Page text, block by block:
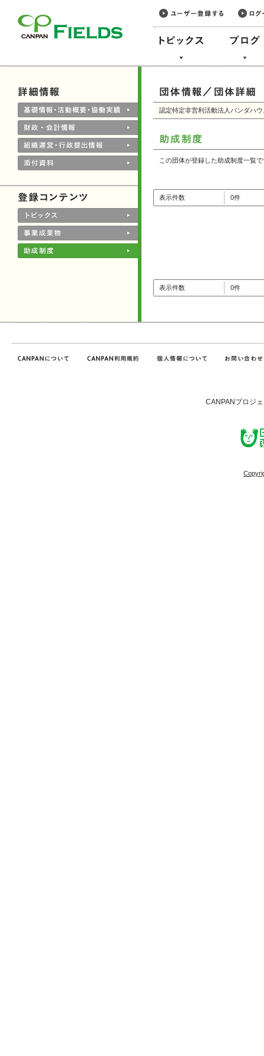
認定特定非営利活動法人パンダハ
この団体が登録した助成制度一覧
表示件数 0件
表示件数 0件
CANPANプロジ